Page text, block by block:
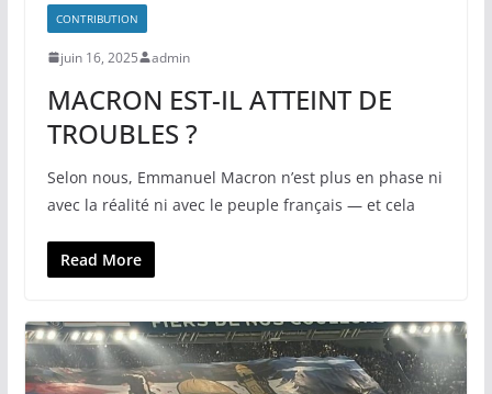
CONTRIBUTION
juin 16, 2025 admin
MACRON EST-IL ATTEINT DE
TROUBLES ?
Selon nous, Emmanuel Macron n’est plus en phase ni
avec la réalité ni avec le peuple français — et cela
Read More